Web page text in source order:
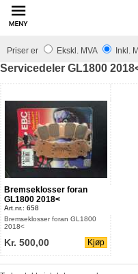
innhold
Priser er Ekskl. MVA Inkl.
Servicedeler GL1800
GL1800 2018<
Art.nr.: 658
2018<
Kjøp
Kr. 500,00